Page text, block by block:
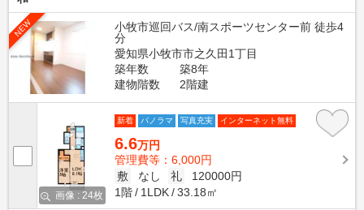
NEW
小牧市巡回バス/南スポーツセンター前 徒歩4
分
愛知県小牧市市之久田1丁目
築年数
築8年
建物階数
2階建
画像 : 24枚
新着 パノラマ 写真充実 インターネット無料
6.6万円
管理費等：6,000円
敷
なし 礼
120000円
1階
1LDK 33.18㎡